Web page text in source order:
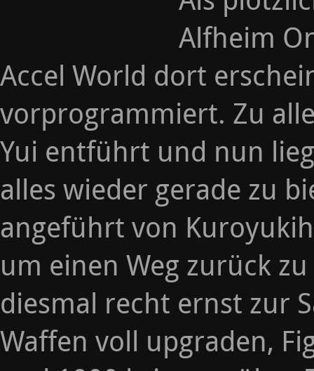
Alfheim
Accel World dort
vorprogrammiert. Zu
Yui entführt und nun
alles wieder gerade zu
angeführt von
um einen Weg zurück
diesmal recht ernst zur
Waffen voll upgraden,